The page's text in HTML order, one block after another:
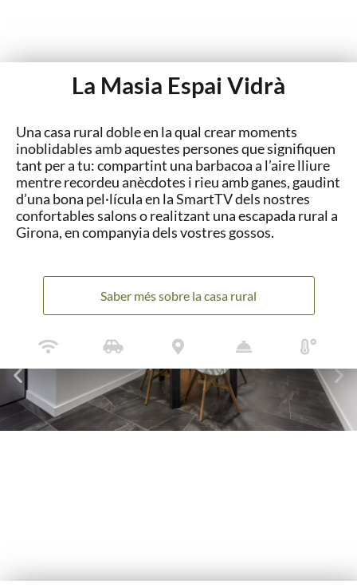
La Masia Espai Vidrà
Una casa rural doble en la qual crear moments
inoblidables amb aquestes persones que signifiquen
tant per a tu: compartint una barbacoa a l’aire lliure
mentre recordeu anècdotes i rieu amb ganes, gaudint
d’una bona pel·lícula en la SmartTV dels nostres
confortables salons o realitzant una escapada rural a
Girona, en companyia dels vostres gossos.
Saber més sobre la casa rural